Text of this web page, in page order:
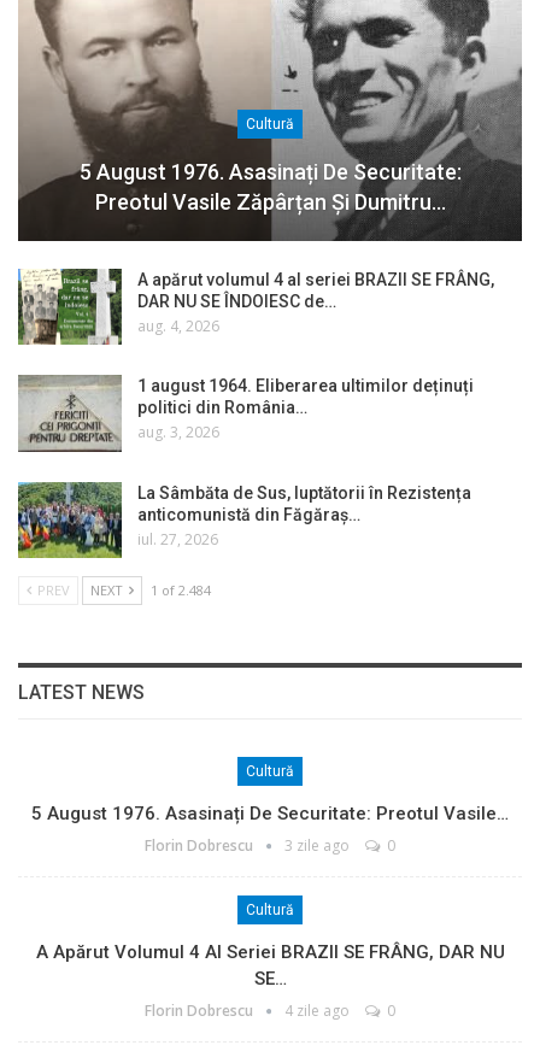
Cultură
5 August 1976. Asasinați De Securitate:
Preotul Vasile Zăpârțan Și Dumitru…
A apărut volumul 4 al seriei BRAZII SE FRÂNG,
DAR NU SE ÎNDOIESC de…
aug. 4, 2026
1 august 1964. Eliberarea ultimilor deținuți
politici din România…
aug. 3, 2026
La Sâmbăta de Sus, luptătorii în Rezistența
anticomunistă din Făgăraș…
iul. 27, 2026
PREV NEXT 1 of 2.484
LATEST NEWS
Cultură
5 August 1976. Asasinați De Securitate: Preotul Vasile…
Florin Dobrescu 3 zile ago 0
Cultură
A Apărut Volumul 4 Al Seriei BRAZII SE FRÂNG, DAR NU
SE…
Florin Dobrescu 4 zile ago 0